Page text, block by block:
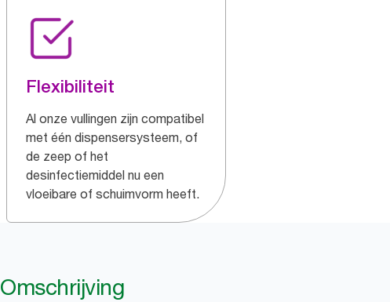
Flexibiliteit
Al onze vullingen zijn compatibel
met één dispensersysteem, of
de zeep of het
desinfectiemiddel nu een
vloeibare of schuimvorm heeft.
Omschrijving